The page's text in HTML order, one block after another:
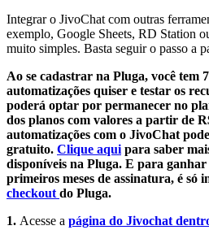
Integrar o JivoChat com outras
exemplo, Google Sheets, RD Station
muito simples. Basta seguir o passo a
Ao se cadastrar na Pluga, você tem
automatizações quiser e testar os
poderá optar por permanecer no
dos planos com valores a partir de
automatizações com o JivoChat
gratuito. Clique aqui para saber
disponíveis na Pluga. E para ganhar
primeiros meses de assinatura, é só
checkout do Pluga.
1. Acesse a página do Jivochat